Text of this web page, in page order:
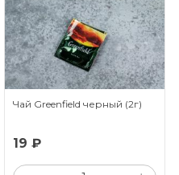
Чай Greenfield черный (2г)
19 ₽